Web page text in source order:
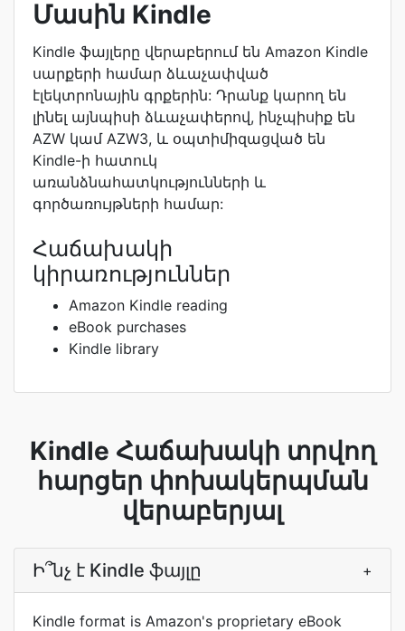
Մասին Kindle
Kindle ֆայլերը վերաբերում են Amazon Kindle
սարքերի համար ձևաչափված
էլեկտրոնային գրքերին: Դրանք կարող են
լինել այնպիսի ձևաչափերով, ինչպիսիք են
AZW կամ AZW3, և օպտիմիզացված են
Kindle-ի հատուկ
առանձնահատկությունների և
գործառույթների համար:
Հաճախակի
կիրառություններ
Amazon Kindle reading
eBook purchases
Kindle library
Kindle Հաճախակի տրվող
հարցեր փոխակերպման
վերաբերյալ
Ի՞նչ է Kindle ֆայլը +
Kindle format is Amazon's proprietary eBook